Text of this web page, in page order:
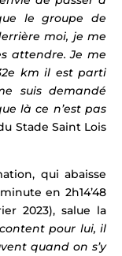
le groupe de
moi, je me
attendre. Je me
km il est parti
suis demandé
là ce n’est pas
Stade Saint Lois
qui abaisse
en 2h14’48
2023), salue la
pour lui, il
quand on s’y